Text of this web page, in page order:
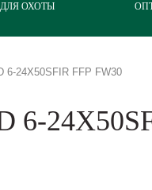
ОХОТЫ
6-24X50SFIR FFP FW30
6-